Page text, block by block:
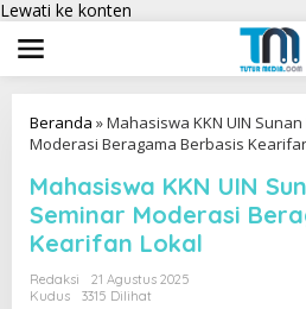
Lewati ke konten
Beranda »Mahasiswa KKN UIN
Moderasi Beragama Berbasis
Mahasiswa KKN UIN
Seminar Moderasi
Kearifan Lokal
Redaksi
21 Agustus 2025
Kudus
3315 Dilihat